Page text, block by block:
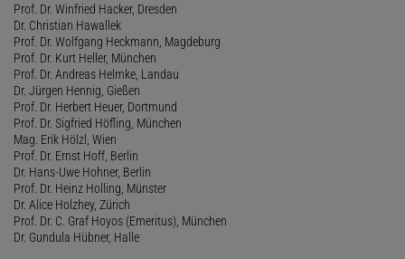
Prof. Dr. Winfried Hacker, Dresden
Dr. Christian Hawallek
Prof. Dr. Wolfgang Heckmann, Magdeburg
Prof. Dr. Kurt Heller, München
Prof. Dr. Andreas Helmke, Landau
Dr. Jürgen Hennig, Gießen
Prof. Dr. Herbert Heuer, Dortmund
Prof. Dr. Sigfried Höfling, München
Mag. Erik Hölzl, Wien
Prof. Dr. Ernst Hoff, Berlin
Dr. Hans-Uwe Hohner, Berlin
Prof. Dr. Heinz Holling, Münster
Dr. Alice Holzhey, Zürich
Prof. Dr. C. Graf Hoyos (Emeritus), München
Dr. Gundula Hübner, Halle